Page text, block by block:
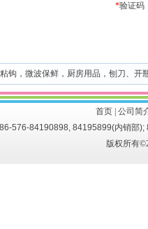
*验证码
粘钩 ， 微波保鲜 ， 厨房用品 ， 刨刀、开
首页| 公司简
576-84190898, 84195899(内销部
版权所有